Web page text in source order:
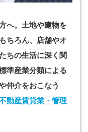
へ。土地や建物を
ちろん、店舗やオ
ちの生活に深く関
準産業分類による
仲介をおこなう
不動産賃貸業・管理